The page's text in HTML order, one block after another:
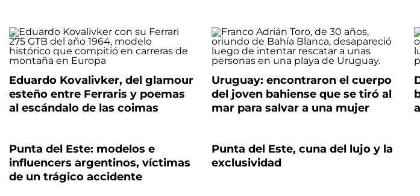
Eduardo Kovalivker, del glamour
esteño entre Ferraris y poemas
al escándalo de las coimas
Uruguay: encontraron el cuerpo
del joven bahiense que se tiró al
mar para salvar a una mujer
Punta del Este: modelos e
influencers argentinos, víctimas
de un trágico accidente
Punta del Este, cuna del lujo y la
exclusividad